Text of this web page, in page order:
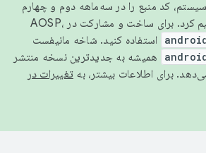
کد منبع را در سه‌ماهه دوم و چهارم
استفاده کنید. شاخه مانیفست
همیشه به جدیدترین نسخه منتشر
تغییرات در